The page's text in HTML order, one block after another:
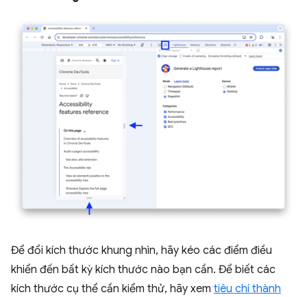
Để đổi kích thước khung nhìn, hãy kéo các điểm điều
khiển đến bất kỳ kích thước nào bạn cần. Để biết các
kích thước cụ thể cần kiểm thử, hãy xem tiêu chí thành